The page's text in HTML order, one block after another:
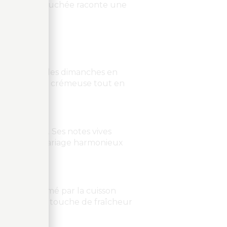
chaque bouchée raconte une
évoque les dimanches en
de la sauce crémeuse tout en
Riesling. Ses notes vives
un mariage harmonieux
sublimé par la cuisson
une touche de fraîcheur